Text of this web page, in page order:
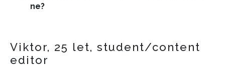
ne?
Viktor, 25 let, student/content
editor